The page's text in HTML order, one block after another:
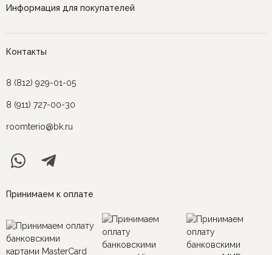
Информация для покупателей
Контакты
8 (812) 929-01-05
8 (911) 727-00-30
roomterio@bk.ru
Принимаем к оплате